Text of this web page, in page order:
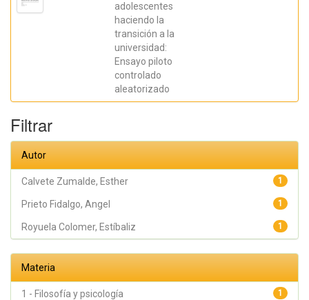
adolescentes
haciendo la
transición a la
universidad:
Ensayo piloto
controlado
aleatorizado
Filtrar
Autor
1
Calvete Zumalde, Esther
1
Prieto Fidalgo, Angel
1
Royuela Colomer, Estíbaliz
Materia
1
1 - Filosofía y psicología